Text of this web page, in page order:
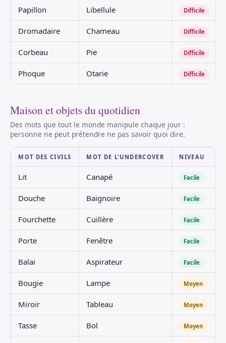
Papillon Libellule Difficile
Dromadaire Chameau Difficile
Corbeau Pie Difficile
Phoque Otarie Difficile
Maison et objets du quotidien
Des mots que tout le monde manipule chaque jour :
personne ne peut prétendre ne pas savoir quoi dire.
MOT DES CIVILS MOT DE L'UNDERCOVER NIVEAU
Lit Canapé Facile
Douche Baignoire Facile
Fourchette Cuillère Facile
Porte Fenêtre Facile
Balai Aspirateur Facile
Bougie Lampe Moyen
Miroir Tableau Moyen
Tasse Bol Moyen